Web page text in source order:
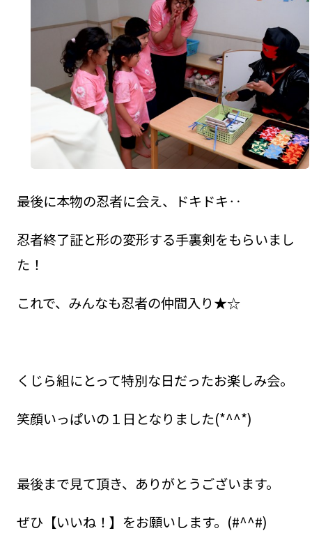
最後に本物の忍者に会え、ドキドキ‥
忍者終了証と形の変形する手裏剣をもらいまし
た！
これで、みんなも忍者の仲間入り★☆
くじら組にとって特別な日だったお楽しみ会。
笑顔いっぱいの１日となりました(*^^*)
最後まで見て頂き、ありがとうございます。
ぜひ【いいね！】をお願いします。(#^^#)